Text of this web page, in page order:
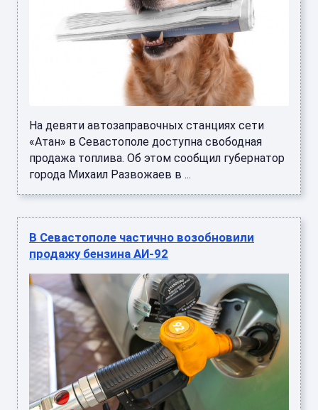
На девяти автозаправочных станциях сети
«Атан» в Севастополе доступна свободная
продажа топлива. Об этом сообщил губернатор
города Михаил Развожаев в ...
В Севастополе частично возобновили
продажу бензина АИ-92